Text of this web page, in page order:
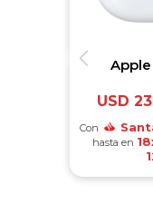
USD
Con
hasta en